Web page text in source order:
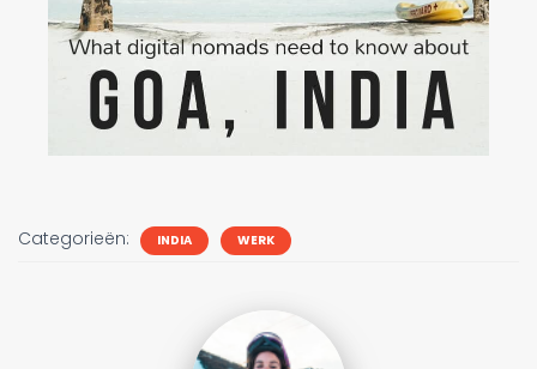
Categorieën: INDIA WERK